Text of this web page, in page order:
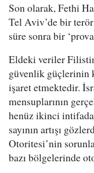
Son olarak, Fethi
Tel Aviv’de bir terör
süre sonra bir
Eldeki veriler
güvenlik güçlerinin
işaret etmektedir.
mensuplarının
henüz ikinci
sayının artışı
Otoritesi’nin
bazı bölgelerinde